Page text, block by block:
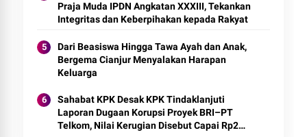
Praja Muda IPDN Angkatan XXXIII, Tekankan
Integritas dan Keberpihakan kepada Rakyat
Dari Beasiswa Hingga Tawa Ayah dan Anak,
Bergema Cianjur Menyalakan Harapan
Keluarga
Sahabat KPK Desak KPK Tindaklanjuti
Laporan Dugaan Korupsi Proyek BRI–PT
Telkom, Nilai Kerugian Disebut Capai Rp2